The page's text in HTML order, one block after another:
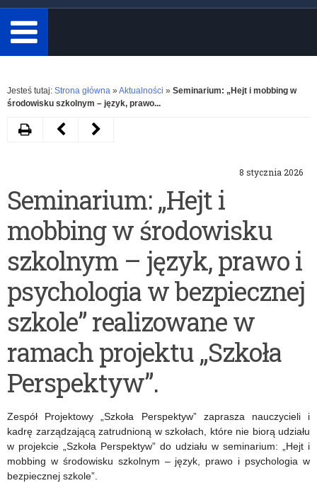
minimum
3
znaki.
Rozwiń
Jesteś tutaj: Strona główna » Aktualności » Seminarium: „Hejt i mobbing w
środowisku szkolnym – język, prawo...
8 stycznia 2026
Seminarium: „Hejt i
mobbing w środowisku
szkolnym – język, prawo i
psychologia w bezpiecznej
szkole” realizowane w
ramach projektu „Szkoła
Perspektyw”.
Zespół Projektowy „Szkoła Perspektyw” zaprasza nauczycieli i
kadrę zarządzającą zatrudnioną w szkołach, które nie biorą udziału
w projekcie „Szkoła Perspektyw” do udziału w seminarium: „Hejt i
mobbing w środowisku szkolnym – język, prawo i psychologia w
bezpiecznej szkole”.
DrukujNastępny
konkurs
„Poznajemy
Senat
Rzeczypospolitej
Polskiej”
Poprzedni
zakwalifikowani
do
etapu
wojewódzkiego
konkursów
przedmiotowych
w
roku
szkolnym
2025/2026